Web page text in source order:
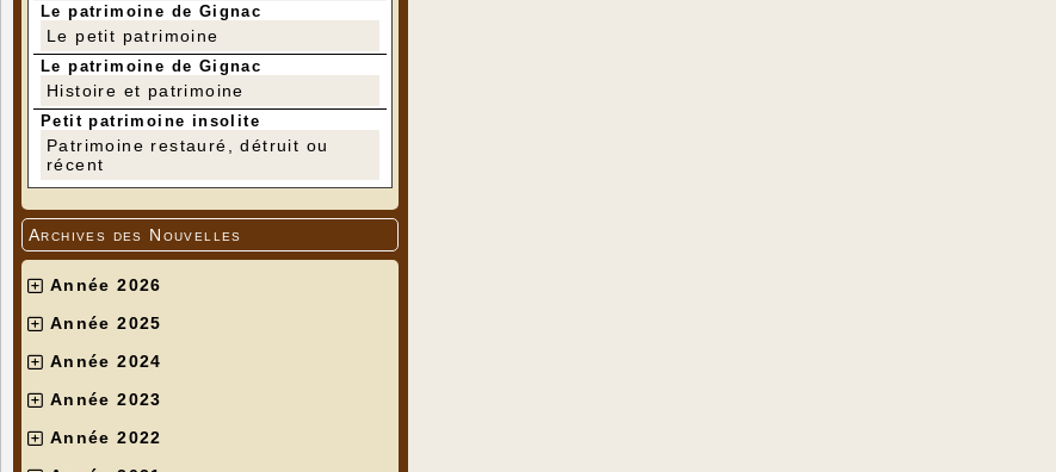
Le patrimoine de Gignac
Le petit patrimoine
Le patrimoine de Gignac
Histoire et patrimoine
Petit patrimoine insolite
Patrimoine restauré, détruit ou
récent
Archives des Nouvelles
Année 2026
Année 2025
Année 2024
Année 2023
Année 2022